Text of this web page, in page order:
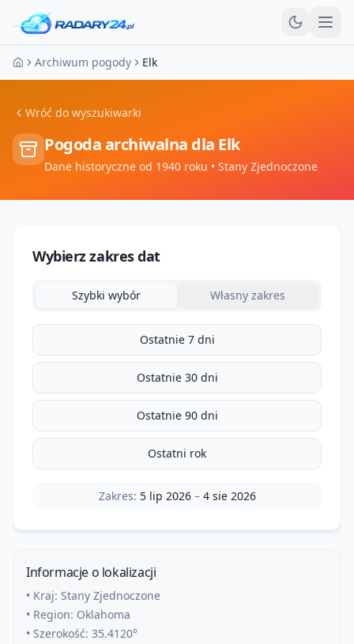
Strona główna
Archiwum pogody Elk
Wróć do wyszukiwarki
Pogoda archiwalna dla Elk
Dane historyczne od 1940 roku • Stany Zjednoczone
Wybierz zakres dat
Szybki wybór Własny zakres
Ostatnie 7 dni
Ostatnie 30 dni
Ostatnie 90 dni
Ostatni rok
Zakres: 5 lip 2026– 4 sie 2026
Informacje o lokalizacji
• Kraj: Stany Zjednoczone
• Region: Oklahoma
• Szerokość: 35.4120°